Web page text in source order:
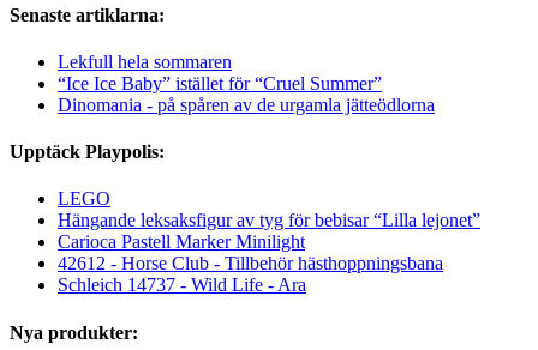
Senaste artiklarna:
Lekfull hela sommaren
“Ice Ice Baby” istället för “Cruel Summer”
Dinomania - på spåren av de urgamla jätteödlorna
Upptäck Playpolis:
LEGO
Hängande leksaksfigur av tyg för bebisar “Lilla lejonet”
Carioca Pastell Marker Minilight
42612 - Horse Club - Tillbehör hästhoppningsbana
Schleich 14737 - Wild Life - Ara
Nya produkter: